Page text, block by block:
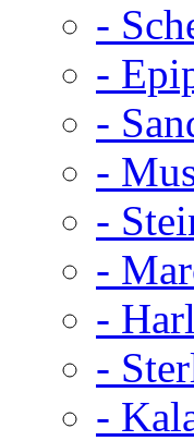
-
-
-
-
-
-
-
-
-